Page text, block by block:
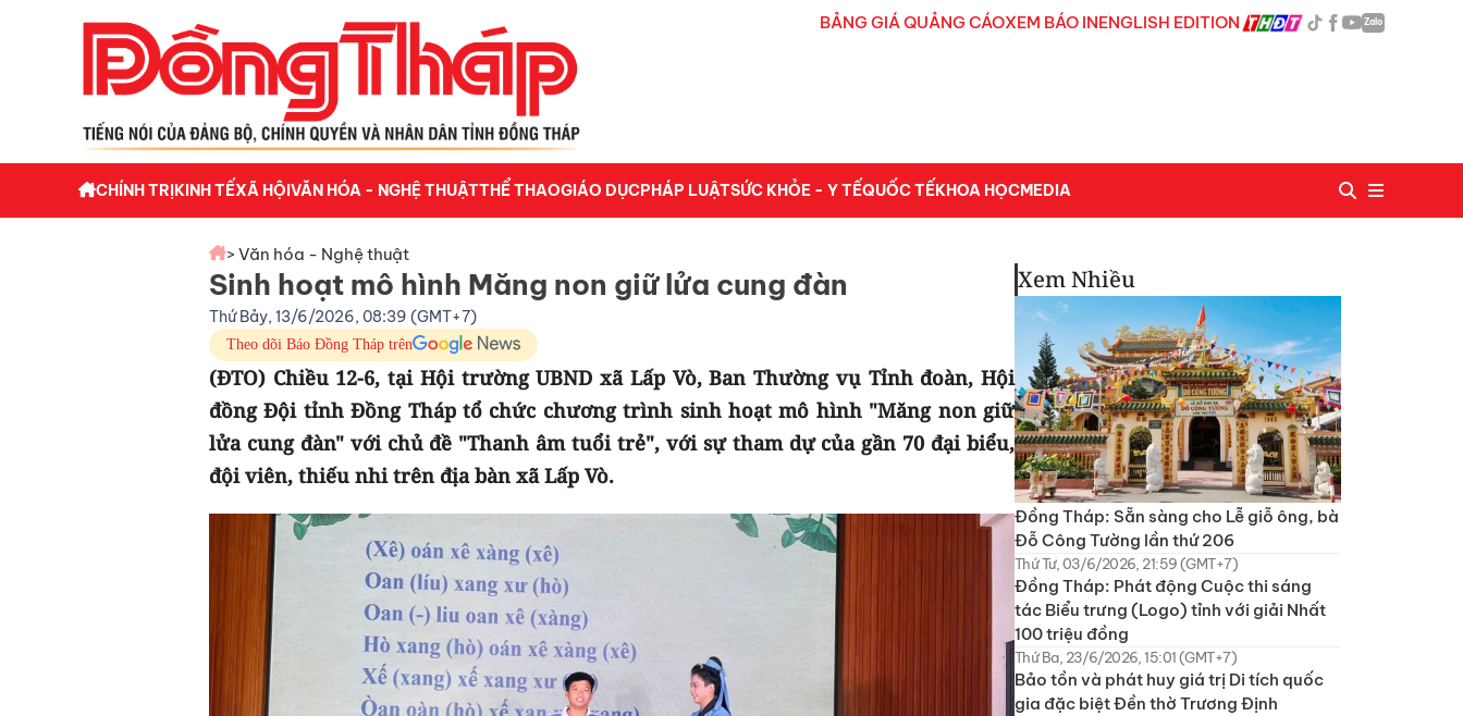
BẢNG GIÁ QUẢNG CÁOXEM BÁO INENGLISH EDITION Zalo
CHÍNH TRỊKINH TẾXÃ HỘIVĂN HÓA - NGHỆ THUẬTTHỂ THAOGIÁO DỤCPHÁP LUẬTSỨC KHỎE - Y TẾQUỐC TẾKHOA HỌCMEDIA
> Văn hóa - Nghệ thuật
Sinh hoạt mô hình Măng non giữ lửa cung đàn
Thứ Bảy, 13/6/2026, 08:39 (GMT+7)
Theo dõi Báo Đồng Tháp trên
(ĐTO) Chiều 12-6, tại Hội trường UBND xã Lấp Vò, Ban Thường vụ Tỉnh đoàn, Hội
đồng Đội tỉnh Đồng Tháp tổ chức chương trình sinh hoạt mô hình "Măng non giữ
lửa cung đàn" với chủ đề "Thanh âm tuổi trẻ", với sự tham dự của gần 70 đại biểu,
đội viên, thiếu nhi trên địa bàn xã Lấp Vò.
Xem Nhiều
Đồng Tháp: Sẵn sàng cho Lễ giỗ ông, bà
Đỗ Công Tường lần thứ 206
Thứ Tư, 03/6/2026, 21:59 (GMT+7)
Đồng Tháp: Phát động Cuộc thi sáng
tác Biểu trưng (Logo) tỉnh với giải Nhất
100 triệu đồng
Thứ Ba, 23/6/2026, 15:01 (GMT+7)
Bảo tồn và phát huy giá trị Di tích quốc
gia đặc biệt Đền thờ Trương Định